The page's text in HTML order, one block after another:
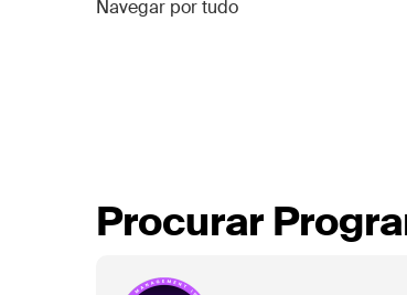
Navegar por tudo
Procurar